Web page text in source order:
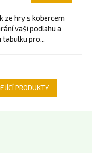
ze hry s kobercem
vaši podlahu a
pro...
PRODUKTY